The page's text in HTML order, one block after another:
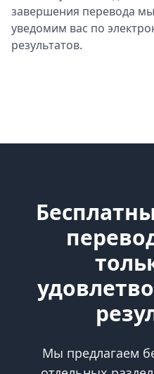
завершения перевода
уведомим вас по
результатов.
Мы предлагаем